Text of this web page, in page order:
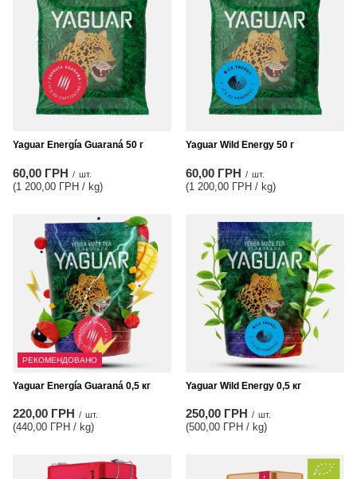
Yaguar Energía Guaraná 50 г
60,00 ГРН / шт.
(1 200,00 ГРН / kg)
Yaguar Wild Energy 50 г
60,00 ГРН / шт.
(1 200,00 ГРН / kg)
РЕКОМЕНДОВАНО
Yaguar Energía Guaraná 0,5 кг
220,00 ГРН / шт.
(440,00 ГРН / kg)
Yaguar Wild Energy 0,5 кг
250,00 ГРН / шт.
(500,00 ГРН / kg)